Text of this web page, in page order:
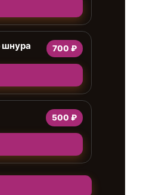
шнура 700 ₽
500 ₽